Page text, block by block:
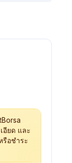
อียด และ
รือชำระ